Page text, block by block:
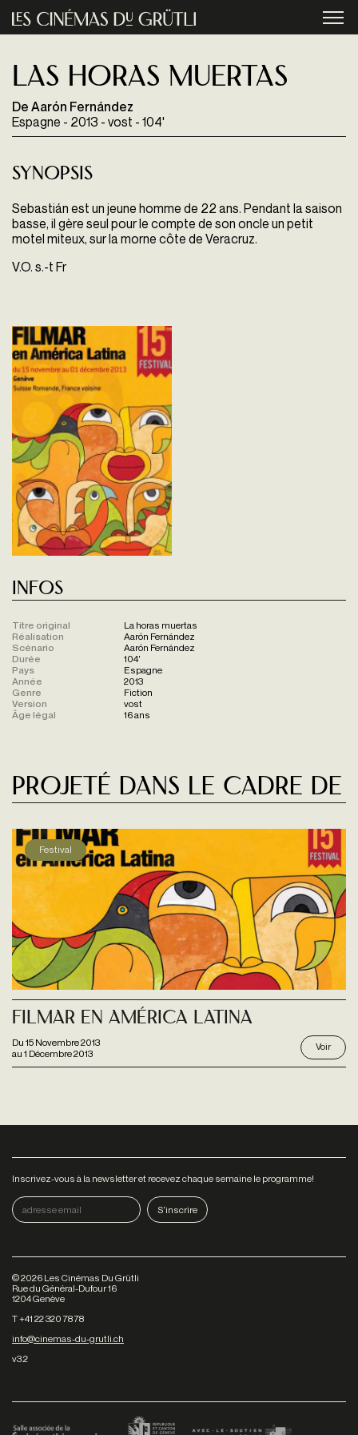
Aller au contenu principal
Las horas muertas
De Aarón Fernández
Espagne - 2013 - vost - 104'
Synopsis
Sebastián est un jeune homme de 22 ans. Pendant la saison
basse, il gère seul pour le compte de son oncle un petit
motel miteux, sur la morne côte de Veracruz.
V.O. s.-t Fr
Infos
Titre original
La horas muertas
Réalisation
Aarón Fernández
Scénario
Aarón Fernández
Durée
104'
Pays
Espagne
Année
2013
Genre
Fiction
Version
vost
Âge légal
16 ans
Projeté dans le cadre de
Festival
Du 15 Novembre 2013
au 1 Décembre 2013
Filmar En América Latina
Voir
Inscrivez-vous à la newsletter et recevez chaque semaine le programme!
©2026 Les Cinémas Du Grütli
Rue du Général-Dufour 16
1204 Genève
T +41 22 320 78 78
info@cinemas-du-grutli.ch
v3.2